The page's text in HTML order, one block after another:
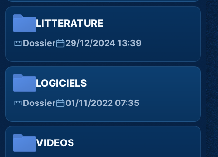
LITTERATURE
Dossier 29/12/2024 13:39
LOGICIELS
Dossier 01/11/2022 07:35
VIDEOS